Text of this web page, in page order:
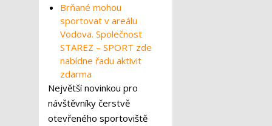
Brňané mohou
sportovat v areálu
Vodova. Společnost
STAREZ – SPORT zde
nabídne řadu aktivit
zdarma
Největší novinkou pro
návštěvníky čerstvě
otevřeného sportoviště